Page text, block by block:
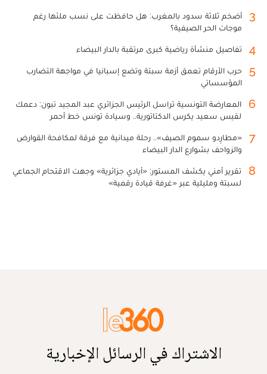
3
أضخم ثلاثة سدود بالمغرب: هل حافظت على نسب ملئها رغم
موجات الحر الصيفية؟
4 تفاصيل منشأة رياضية كبرى مرتقبة بالدار البيضاء
5
حرب الأرقام تعمق أزمة سبتة وتضع إسبانيا في مواجهة التضارب
المؤسساتي
6
المعارضة التونسية تراسل الرئيس الجزائري عبد المجيد تبون: دعمك
لقيس سعيد يكرس الدكتاتورية.. وسيادة تونس خط أحمر
7
«مطارِدو سموم الصيف».. رحلة ميدانية مع فرقة لمكافحة القوارض
والزواحف بشوارع الدار البيضاء
8
تقرير أمني يكشف المستور: «أيادي جزائرية» وجهت الاقتحام الجماعي
لسبتة ومليلية عبر «غرفة قيادة رقمية»
الاشتراك في الرسائل الإخبارية